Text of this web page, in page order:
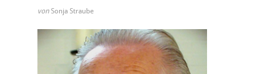
von Sonja Straube